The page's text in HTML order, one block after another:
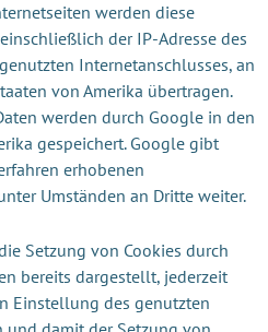
werden diese
der IP-Adresse des
Internetanschlusses, an
von Amerika übertragen.
werden durch Google in den
gespeichert. Google gibt
erhobenen
Umständen an Dritte weiter.
Setzung von Cookies durch
bereits dargestellt, jederzeit
Einstellung des genutzten